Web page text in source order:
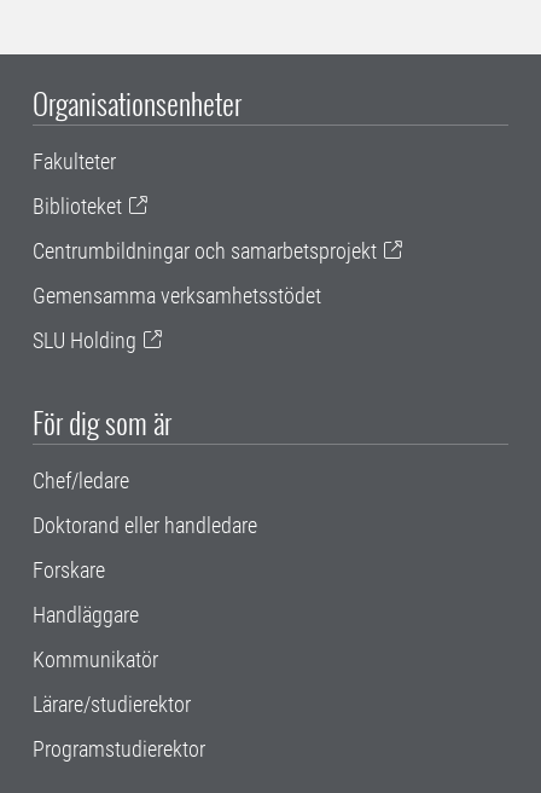
Organisationsenheter
Fakulteter
Biblioteket
Centrumbildningar och samarbetsprojekt
Gemensamma verksamhetsstödet
SLU Holding
För dig som är
Chef/ledare
Doktorand eller handledare
Forskare
Handläggare
Kommunikatör
Lärare/studierektor
Programstudierektor